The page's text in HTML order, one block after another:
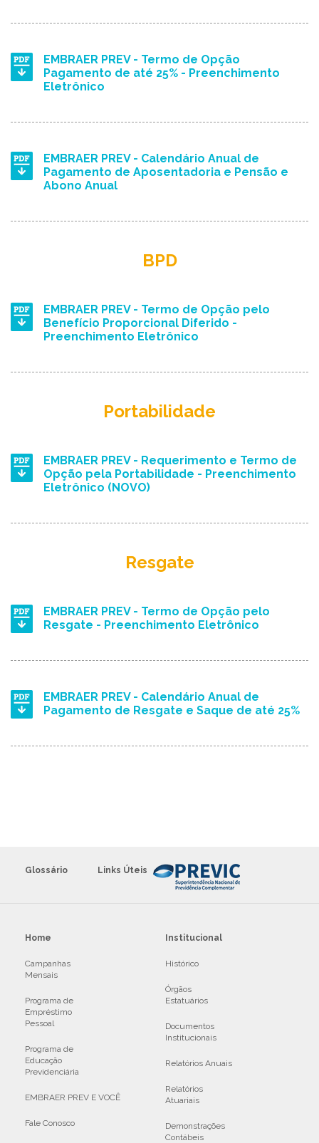
EMBRAER PREV - Termo de Opção
Pagamento de até 25% - Preenchimento
Eletrônico
EMBRAER PREV - Calendário Anual de
Pagamento de Aposentadoria e Pensão e
Abono Anual
BPD
EMBRAER PREV - Termo de Opção pelo
Benefício Proporcional Diferido -
Preenchimento Eletrônico
Portabilidade
EMBRAER PREV - Requerimento e Termo de
Opção pela Portabilidade - Preenchimento
Eletrônico (NOVO)
Resgate
EMBRAER PREV - Termo de Opção pelo
Resgate - Preenchimento Eletrônico
EMBRAER PREV - Calendário Anual de
Pagamento de Resgate e Saque de até 25%
Glossário Links Úteis
Home
Campanhas
Mensais
Programa de
Empréstimo
Pessoal
Programa de
Educação
Previdenciária
EMBRAER PREV E VOCÊ
Fale Conosco
Institucional
Histórico
Órgãos
Estatuários
Documentos
Institucionais
Relatórios Anuais
Relatórios
Atuariais
Demonstrações
Contábeis